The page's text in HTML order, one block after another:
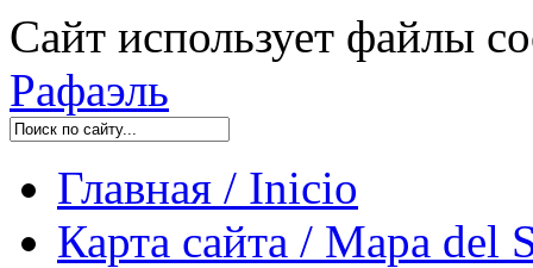
Сайт использует файлы
Рафаэль
Главная / Inicio
Карта сайта / Mapa del